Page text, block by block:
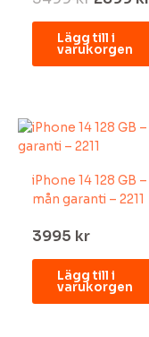
Lägg till i
varukorgen
iPhone 14 128 GB –
mån garanti – 2211
3995 kr
Lägg till i
varukorgen
Fyll i ditt